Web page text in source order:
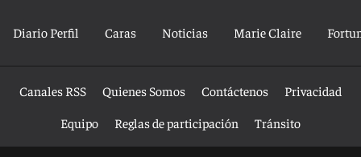
Diario Perfil Caras Noticias Marie Claire
Canales RSS Quienes Somos Contáctenos
Privacidad
Equipo
Reglas de participación Tránsito